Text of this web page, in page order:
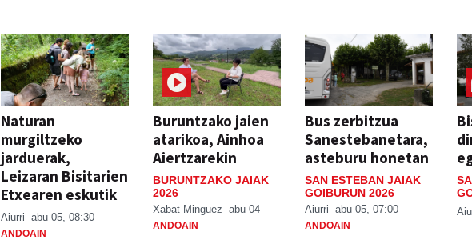
Naturan
murgiltzeko
jarduerak,
Leizaran Bisitarien
Etxearen eskutik
Aiurri abu 05, 08:30
ANDOAIN
Buruntzako jaien
atarikoa, Ainhoa
Aiertzarekin
BURUNTZAKO JAIAK
2026
Xabat Minguez abu 04
ANDOAIN
Bus zerbitzua
Sanestebanetara,
asteburu honetan
SAN ESTEBAN JAIAK
GOIBURUN 2026
Aiurri abu 05, 07:00
ANDOAIN